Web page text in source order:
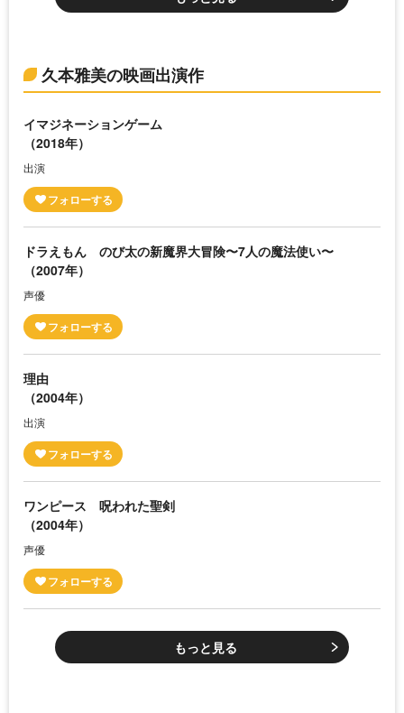
久本雅美の映画出演作
イマジネーションゲーム
（2018年）
出演
ドラえもん のび太の新魔界大冒険〜7人の魔法使い〜
（2007年）
声優
理由
（2004年）
出演
ワンピース 呪われた聖剣
（2004年）
声優
もっと見る